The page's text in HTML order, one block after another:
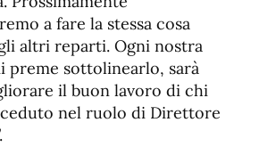
a fare la stessa cosa
altri reparti. Ogni nostra
preme sottolinearlo, sarà
il buon lavoro di chi
nel ruolo di Direttore